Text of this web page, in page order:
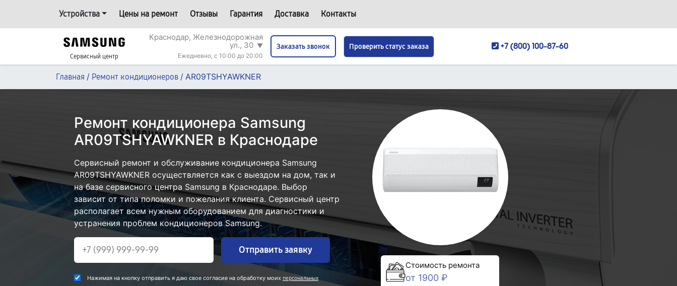
Устройства Цены на ремонт Отзывы Гарантия Доставка Контакты
Сервисный центр
Краснодар, Железнодорожная
ул., 30 ▼
Ежедневно, с 10:00 до 20:00
Заказать звонок Проверить статус заказа +7 (800) 100-87-60
Главная / Ремонт кондиционеров / AR09TSHYAWKNER
Ремонт кондиционера Samsung
AR09TSHYAWKNER в Краснодаре
Сервисный ремонт и обслуживание кондиционера Samsung
AR09TSHYAWKNER осуществляется как с выездом на дом, так и
на базе сервисного центра Samsung в Краснодаре. Выбор
зависит от типа поломки и пожелания клиента. Сервисный центр
располагает всем нужным оборудованием для диагностики и
устранения проблем кондиционеров Samsung.
Отправить заявку
Нажимая на кнопку отправить я даю свое согласие на обработку моих персональных
Стоимость ремонта
от 1900 ₽